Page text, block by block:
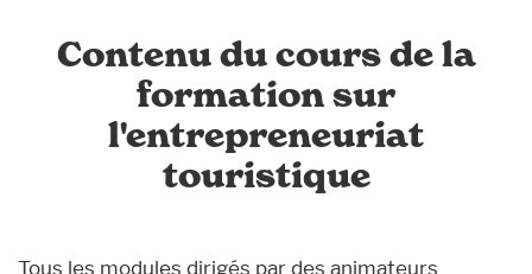
Contenu du cours de la
formation sur
l'entrepreneuriat
touristique
Tous les modules dirigés par des animateurs